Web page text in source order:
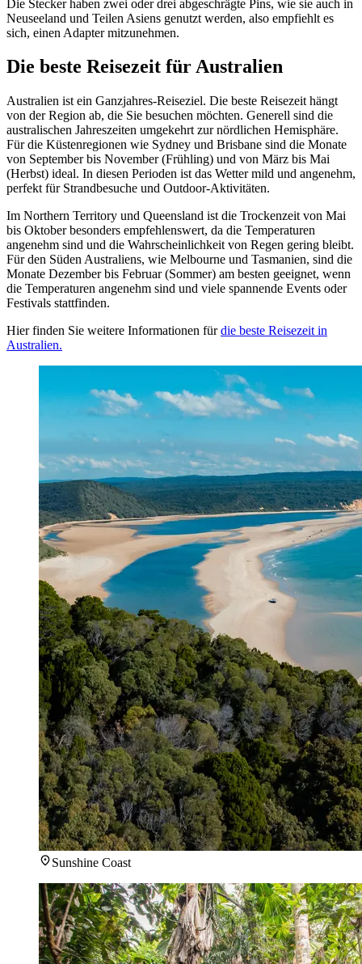
Die Stecker haben zwei oder drei abgeschrägte Pins, wie sie auch in
Neuseeland und Teilen Asiens genutzt werden, also empfiehlt es
sich, einen Adapter mitzunehmen.
Die beste Reisezeit für Australien
Australien ist ein Ganzjahres-Reiseziel. Die beste Reisezeit hängt
von der Region ab, die Sie besuchen möchten. Generell sind die
australischen Jahreszeiten umgekehrt zur nördlichen Hemisphäre.
Für die Küstenregionen wie Sydney und Brisbane sind die Monate
von September bis November (Frühling) und von März bis Mai
(Herbst) ideal. In diesen Perioden ist das Wetter mild und angenehm,
perfekt für Strandbesuche und Outdoor-Aktivitäten.
Im Northern Territory und Queensland ist die Trockenzeit von Mai
bis Oktober besonders empfehlenswert, da die Temperaturen
angenehm sind und die Wahrscheinlichkeit von Regen gering bleibt.
Für den Süden Australiens, wie Melbourne und Tasmanien, sind die
Monate Dezember bis Februar (Sommer) am besten geeignet, wenn
die Temperaturen angenehm sind und viele spannende Events oder
Festivals stattfinden.
Hier finden Sie weitere Informationen fürdie beste Reisezeit in
Australien.
Sunshine Coast